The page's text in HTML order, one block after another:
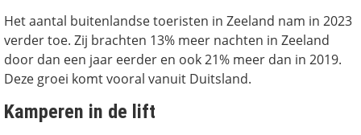
Het aantal buitenlandse toeristen in Zeeland nam in 2023
verder toe. Zij brachten 13% meer nachten in Zeeland
door dan een jaar eerder en ook 21% meer dan in 2019.
Deze groei komt vooral vanuit Duitsland.
Kamperen in de lift